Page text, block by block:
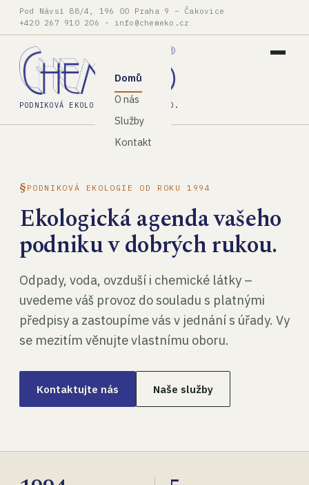
Pod Návsí 88/4, 196 00 Praha 9 – Čakovice
+420 267 910 206 · info@chemeko.cz
PODNIKOVÁ EKOLOGIE, SPOL. S R.O.
Domů
O nás
Služby
Kontakt
PODNIKOVÁ EKOLOGIE OD ROKU 1994
Ekologická agenda vašeho
podniku v dobrých rukou.
Odpady, voda, ovzduší i chemické látky –
uvedeme váš provoz do souladu s platnými
předpisy a zastoupíme vás v jednání s úřady. Vy
se mezitím věnujte vlastnímu oboru.
Kontaktujte nás Naše služby